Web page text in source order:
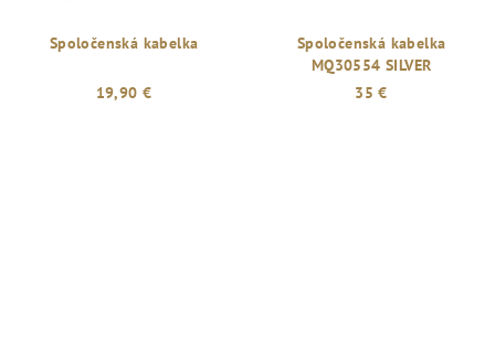
Spoločenská kabelka
19,90 €
Spoločenská kabelka
MQ30554 SILVER
35 €